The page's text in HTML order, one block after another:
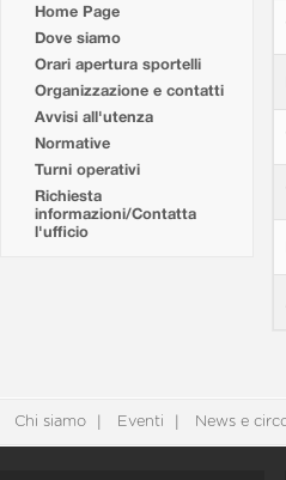
Home Page
Dove siamo
Orari apertura sportelli
Organizzazione e contatti
Avvisi all'utenza
Normative
Turni operativi
Richiesta
informazioni/Contatta
l'ufficio
Chi siamo Eventi News e